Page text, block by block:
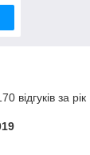
відгуків за рік